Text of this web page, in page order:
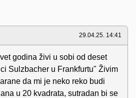
29.04.25. 14:41
godina živi u sobi od deset
Sulzbacher u Frankfurtu" Živim
da mi je neko reko budi
u 20 kvadrata, sutradan bi se